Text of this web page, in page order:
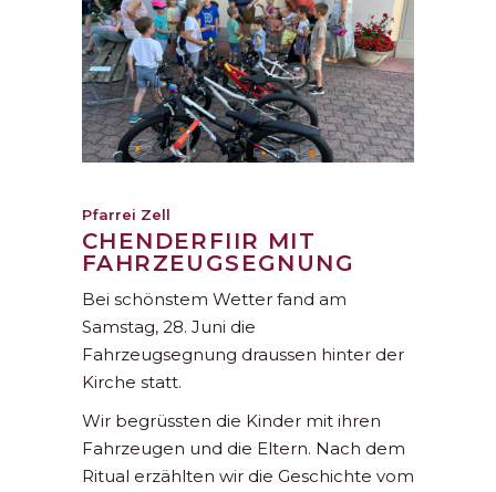
Pfarrei Zell
CHENDERFIIR MIT
FAHRZEUGSEGNUNG
Bei schönstem Wetter fand am
Samstag, 28. Juni die
Fahrzeugsegnung draussen hinter der
Kirche statt.
Wir begrüssten die Kinder mit ihren
Fahrzeugen und die Eltern. Nach dem
Ritual erzählten wir die Geschichte vom